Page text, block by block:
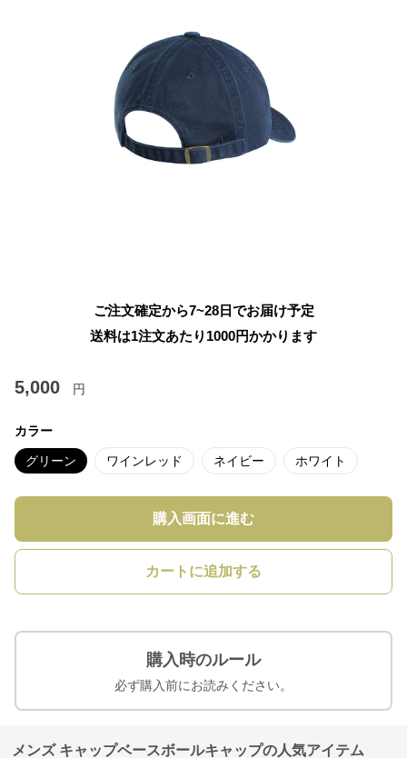
ご注文確定から7~28日でお届け予定
送料は1注文あたり 1000円かかります
5,000 円
カラー
グリーン ワインレッド ネイビー ホワイト
購入画面に進む
カートに追加する
購入時のルール
必ず購入前にお読みください。
メンズ キャップベースボールキャップの人気アイテム